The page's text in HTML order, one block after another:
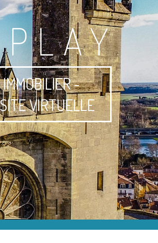
IMMOBILIER -
VIRTUELLE